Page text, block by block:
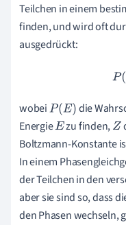
Teilchen in einem
finden, und wird oft
ausgedrückt:
wobeiP(E)
die
EnergieE zu finden,Z
Boltzmann-Konstante
In einem
der Teilchen in den
aber sie sind so, dass
den Phasen wechseln,